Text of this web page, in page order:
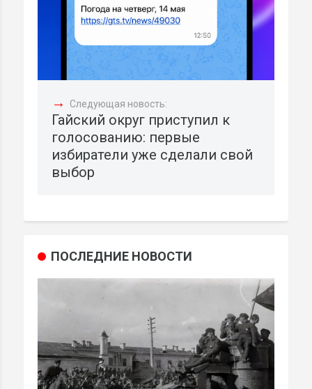
→ Следующая новость:
Гайский округ приступил к
голосованию: первые
избиратели уже сделали свой
выбор
ПОСЛЕДНИЕ НОВОСТИ